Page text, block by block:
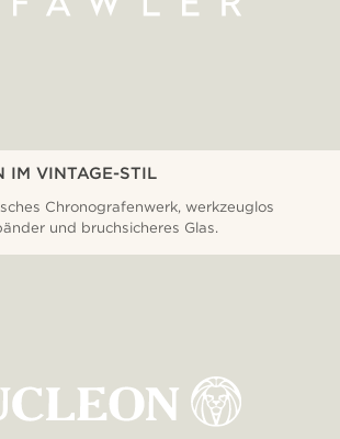
IM VINTAGE-STIL
Chronografenwerk, werkzeuglos
und bruchsicheres Glas.